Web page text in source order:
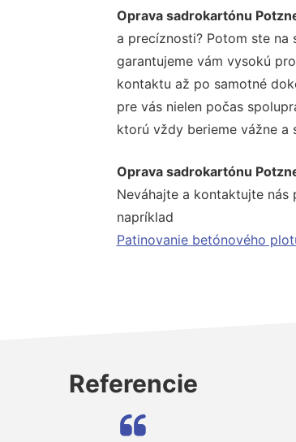
Oprava sadrokartónu
a precíznosti? Potom ste na
garantujeme vám vysokú
kontaktu až po samotné
pre vás nielen počas
ktorú vždy berieme vážne a
Oprava sadrokartónu
Neváhajte a kontaktujte nás
napríklad
Patinovanie betónového
Referencie